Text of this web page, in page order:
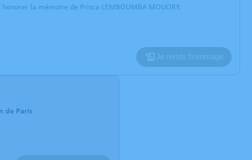
la mémoire de Prisca LEMBOUMBA MOUORY.
Je rends hommage
de Paris